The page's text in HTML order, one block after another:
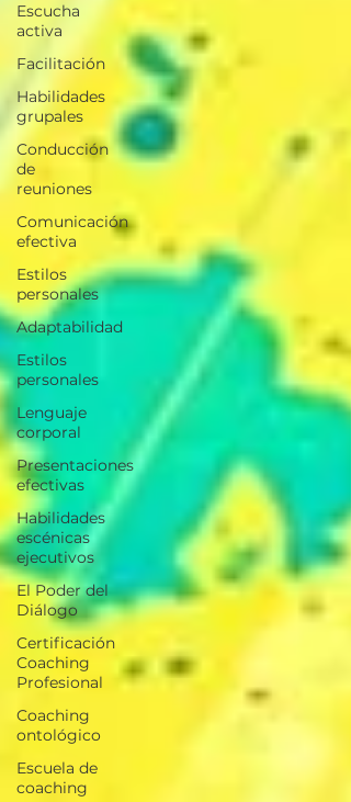
Escucha
activa
Facilitación
Habilidades
grupales
Conducción
de
reuniones
Comunicación
efectiva
Estilos
personales
Adaptabilidad
Estilos
personales
Lenguaje
corporal
Presentaciones
efectivas
Habilidades
escénicas
ejecutivos
El Poder del
Diálogo
Certificación
Coaching
Profesional
Coaching
ontológico
Escuela de
coaching